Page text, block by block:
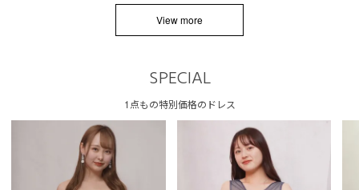
View more
SPECIAL
1点もの特別価格のドレス